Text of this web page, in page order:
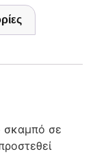
σκαμπό σε